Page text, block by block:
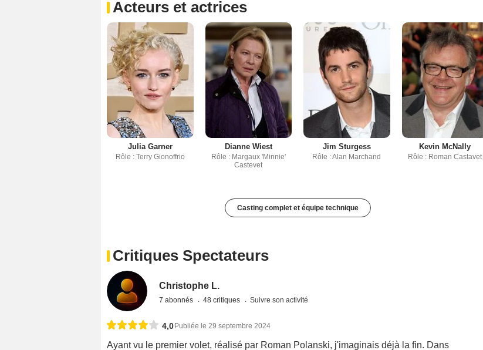
Acteurs et actrices
Julia Garner
Rôle : Terry Gionoffrio
Dianne Wiest
Rôle : Margaux 'Minnie'
Castevet
Jim Sturgess
Rôle : Alan Marchand
Kevin McNally
Rôle : Roman Castavet
Casting complet et équipe technique
Critiques Spectateurs
Christophe L.
7 abonnés 48 critiques Suivre son activité
4,0 Publiée le 29 septembre 2024
Ayant vu le premier volet, réalisé par Roman Polanski, j'imaginais déjà la fin. Dans